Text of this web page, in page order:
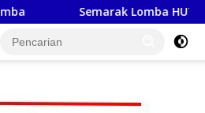
Semarak Lomba HUT Kemerdekaan